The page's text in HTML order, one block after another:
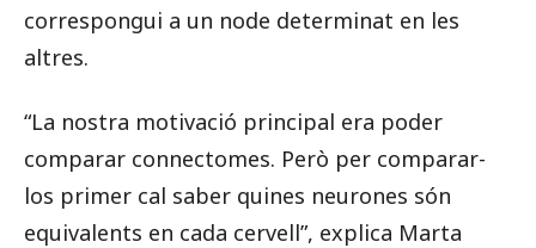
correspongui a un node determinat en les
altres.
“La nostra motivació principal era poder
comparar connectomes. Però per comparar-
los primer cal saber quines neurones són
equivalents en cada cervell”, explica Marta